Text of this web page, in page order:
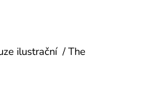
ilustrační / The